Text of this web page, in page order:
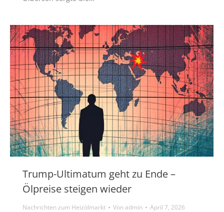
Trump-Ultimatum geht zu Ende –
Ölpreise steigen wieder
Nachrichten zum Heizölmarkt Vonadmin April 7, 2026